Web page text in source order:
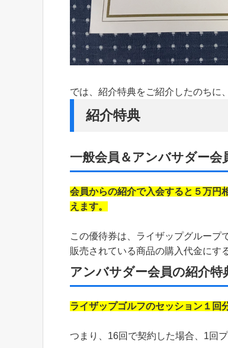
では、紹介特典をご紹介したのちに
紹介特典
一般会員＆アンバサダー会
会員からの紹介で入会すると５万円
えます。
この優待券は、ライザップグループ
販売されている商品の購入代金にす
アンバサダー会員の紹介特
ライザップゴルフのセッション１回
つまり、16回で契約した場合、1回